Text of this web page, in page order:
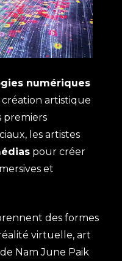
numériques
artistique
premiers
les artistes
pour créer
et
des formes
virtuelle, art
Nam June Paik